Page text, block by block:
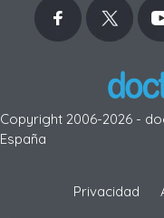
Copyright 2006-2026 -
España
Privacidad